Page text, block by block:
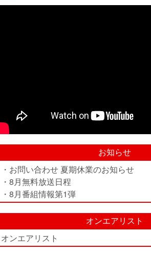
お知らせ
・お問い合わせ 夏期休業のお知らせ
・8月無料放送日程
・8月番組情報第1弾
オンエアリスト
オンエアリスト